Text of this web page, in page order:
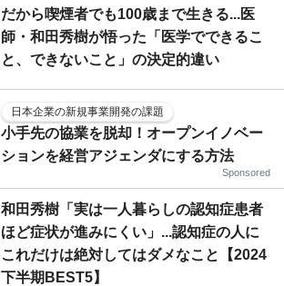
だから喫煙者でも100歳まで生きる...医
師・和田秀樹が悟った「医学でできるこ
と、できないこと」の決定的違い
日本企業の新規事業開発の課題
小手先の協業を脱却！オープンイノベー
ションを経営アジェンダにする方法
Sponsored
和田秀樹「実は一人暮らしの認知症患者
ほど症状が進みにくい」...認知症の人に
これだけは絶対してはダメなこと【2024
下半期BEST5】